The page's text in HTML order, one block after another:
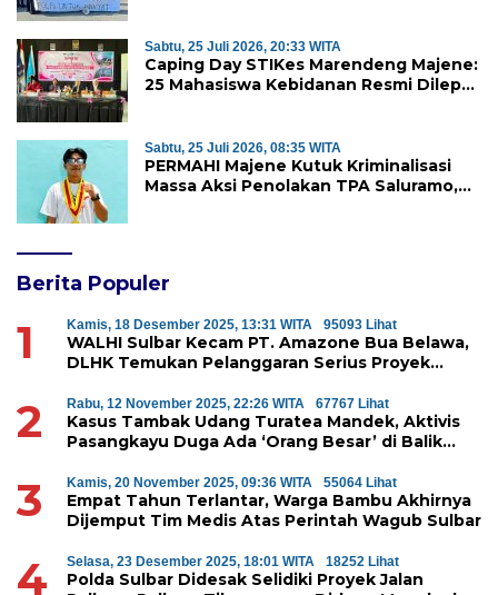
Sabtu, 25 Juli 2026, 20:33 WITA
Caping Day STIKes Marendeng Majene:
25 Mahasiswa Kebidanan Resmi Dilepas
Sabtu, 25 Juli 2026, 08:35 WITA
PERMAHI Majene Kutuk Kriminalisasi
Massa Aksi Penolakan TPA Saluramo,
Berita Populer
1 Kamis, 18 Desember 2025, 13:31 WITA 95093 Lihat
WALHI Sulbar Kecam PT. Amazone Bua Belawa,
DLHK Temukan Pelanggaran Serius Proyek
2 Rabu, 12 November 2025, 22:26 WITA 67767 Lihat
Kasus Tambak Udang Turatea Mandek, Aktivis
Pasangkayu Duga Ada ‘Orang Besar’ di Balik
3 Kamis, 20 November 2025, 09:36 WITA 55064 Lihat
Empat Tahun Terlantar, Warga Bambu Akhirnya
Dijemput Tim Medis Atas Perintah Wagub Sulbar
4 Selasa, 23 Desember 2025, 18:01 WITA 18252 Lihat
Polda Sulbar Didesak Selidiki Proyek Jalan